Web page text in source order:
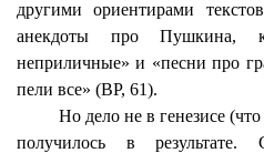
другими ориентирами
анекдоты про Пушкина,
неприличные» и «песни про
пели все» (ВР, 61).
Но дело не в генезисе
получилось в